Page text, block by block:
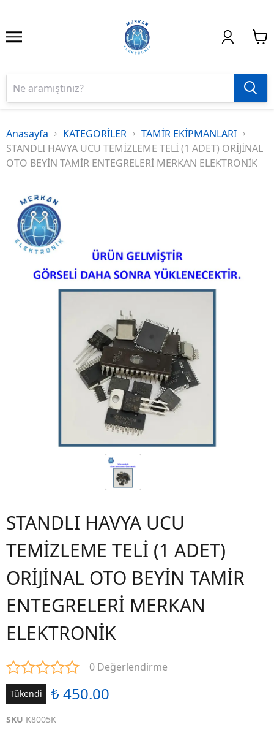
Anasayfa KATEGORİLER
TAMİR EKİPMANLARI
STANDLI HAVYA UCU TEMİZLEME TELİ (1 ADET) ORİJİNAL
OTO BEYİN TAMİR ENTEGRELERİ MERKAN ELEKTRONİK
STANDLI HAVYA UCU
TEMİZLEME TELİ (1 ADET)
ORİJİNAL OTO BEYİN TAMİR
ENTEGRELERİ MERKAN
ELEKTRONİK
0 Değerlendirme
Tükendi ₺ 450.00
SKU K8005K